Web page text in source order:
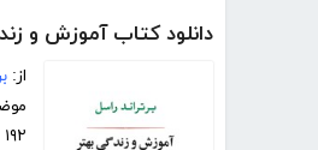
دانلود کتاب آموزش و
از:
۱۹۲ صفحه